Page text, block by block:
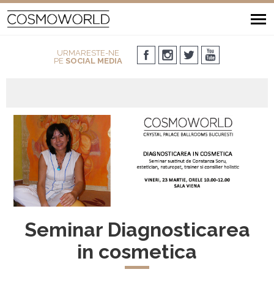
URMARESTE-NE
PE SOCIAL MEDIA
Seminar Diagnosticarea
in cosmetica